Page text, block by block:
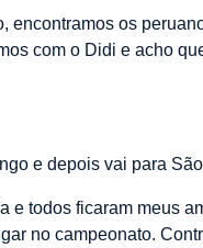
os
com o Didi e acho
e depois vai para
todos ficaram meus
no campeonato.